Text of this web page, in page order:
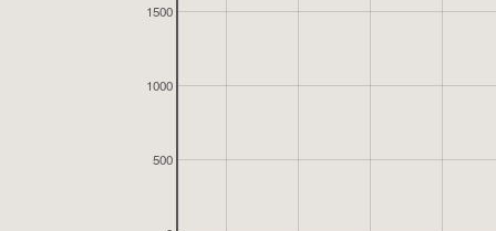
500
1000
1500